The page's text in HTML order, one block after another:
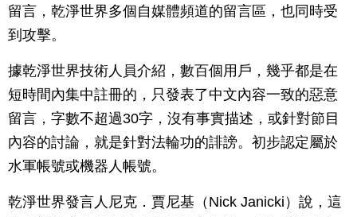
留言，乾淨世界多個自媒體頻道的留言區，也同時受
到攻擊。
據乾淨世界技術人員介紹，數百個用戶，幾乎都是在
短時間內集中註冊的，只發表了中文內容一致的惡意
留言，字數不超過30字，沒有事實描述，或針對節目
內容的討論，就是針對法輪功的誹謗。初步認定屬於
水軍帳號或機器人帳號。
乾淨世界發言人尼克．賈尼基（Nick Janicki）說，這